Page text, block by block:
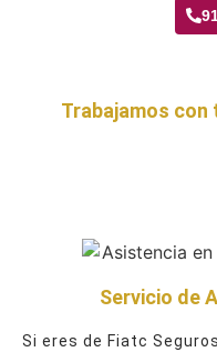
Trabajamos
Servicio de
Si eres de Fiatc